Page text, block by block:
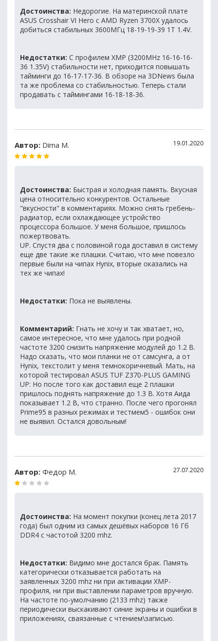
Достоинства: Недорогие. На материнской плате
ASUS Crosshair VI Hero с AMD Ryzen 3700X удалось
добиться стабильных 3600МГц 18-19-19-39 1Т 1.4V.
Недостатки: С профилем XMP (3200MHz 16-16-16-
36 1.35V) стабильности нет, приходится повышать
тайминги до 16-17-17-36. В обзоре на 3DNews была
та же проблема со стабильностью. Теперь стали
продавать с таймингами 16-18-18-36.
Автор: Dima M. 19.01.2020
Достоинства: Быстрая и холодная память. Вкусная
цена относительно конкурентов. Остальные
"вкусности" в комментариях. Можно снять гребень-
радиатор, если охлаждающее устройство
процессора большое. У меня большое, пришлось
пожертвовать.
UP. Спустя два с половиной года доставил в систему
еще две такие же плашки. Считаю, что мне повезло
первые были на чипах Hynix, вторые оказались на
тех же чипах!
Недостатки: Пока не выявлены.
Комментарий: Гнать не хочу и так хватает, но,
самое интересное, что мне удалось при родной
частоте 3200 снизить напряжение модулей до 1.2 В.
Надо сказать, что мои планки не от самсунга, а от
Hynix, текстолит у меня темнокоричневый. Мать, на
которой тестировал ASUS TUF Z370-PLUS GAMING
UP: Но после того как доставил еще 2 плашки
пришлось поднять напряжение до 1.3 В. Хотя Аида
показывает 1.2 В, что странно. После чего прогонял
Prime95 в разных режимах и тестмем5 - ошибок они
не выявил. Остался довольным!
Автор: Федор М. 27.07.2020
Достоинства: На момент покупки (конец лета 2017
года) был одним из самых дешёвых наборов 16 Гб
DDR4 с частотой 3200 mhz.
Недостатки: Видимо мне достался брак. Память
категорически отказывается работать на
заявленных 3200 mhz ни при активации XMP-
профиля, ни при выставлении параметров вручную.
На частоте по-умолчанию (2133 mhz) также
периодически выскакивают синие экраны и ошибки в
приложениях, сваязанные с чтением\записью.